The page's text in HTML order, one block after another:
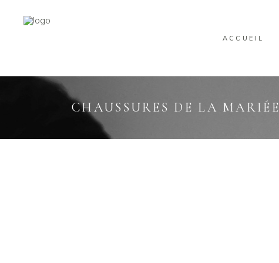
ACCUEIL
CHAUSSURES DE LA MARIÉE